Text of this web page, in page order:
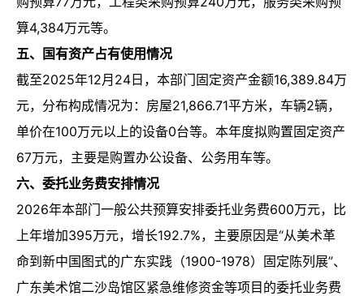
算4,384万元等。
五、国有资产占有使用情况
截至2025年12月24日，本部门固定资产金额16,389.84万
元，分布构成情况为：房屋21,866.71平方米，车辆2辆，
单价在100万元以上的设备0台等。本年度拟购置固定资产
67万元，主要是购置办公设备、公务用车等。
六、委托业务费安排情况
2026年本部门一般公共预算安排委托业务费600万元，比
上年增加395万元，增长192.7%，主要原因是“从美术革
命到新中国图式的广东实践（1900-1978）固定陈列展”、
广东美术馆二沙岛馆区紧急维修资金等项目的委托业务费